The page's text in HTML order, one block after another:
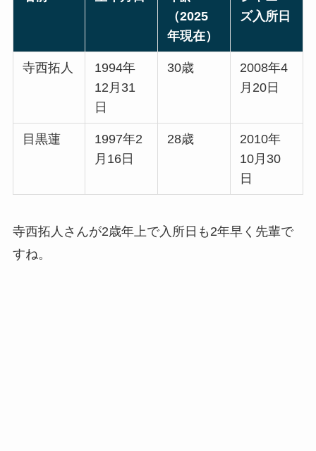
（2025
年現在）
ズ入所日
寺西拓人
1994年
12月31
日
30歳
2008年4
月20日
目黒蓮
1997年2
月16日
28歳
2010年
10月30
日
寺西拓人さんが2歳年上で入所日も2年早く先輩で
すね。